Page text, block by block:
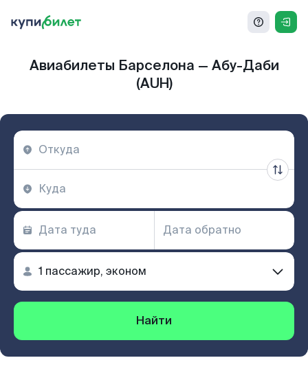
Авиабилеты Барселона — Абу-Даби
(AUH)
Найти